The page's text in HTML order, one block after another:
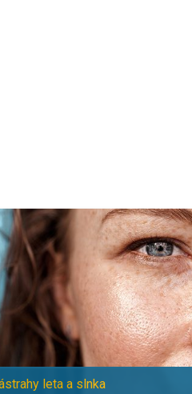
žiarenie naozaj také
leta a slnka